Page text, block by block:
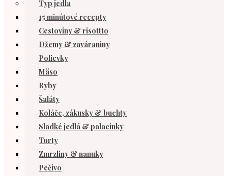
Typ jedla
15 minútové recepty
Cestoviny & risottto
Džemy & zaváraniny
Polievky
Mäso
Ryby
Šaláty
Koláče, zákusky & buchty
Sladké jedlá & palacinky
Torty
Zmrzliny & nanuky
Pečivo